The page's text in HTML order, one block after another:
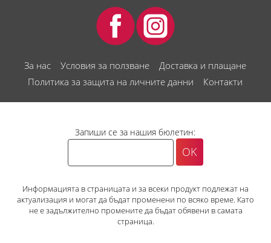
За нас Условия за ползване
Доставка и плащане
Политика за защита на личните данни
Контакти
Запиши се за нашия бюлетин:
Информацията в страницата и за всеки продукт подлежат на
актуализация и могат да бъдат променени по всяко време. Като
не е задължително промените да бъдат обявени в самата
страница.